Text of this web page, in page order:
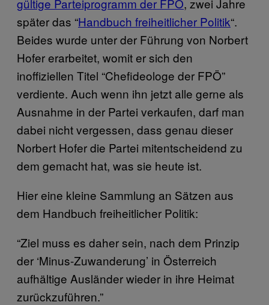
später das “Handbuch freiheitlicher Politik“.
Beides wurde unter der Führung von Norbert
Hofer erarbeitet, womit er sich den
inoffiziellen Titel “Chefideologe der FPÖ”
verdiente. Auch wenn ihn jetzt alle gerne als
Ausnahme in der Partei verkaufen, darf man
dabei nicht vergessen, dass genau dieser
Norbert Hofer die Partei mitentscheidend zu
dem gemacht hat, was sie heute ist.
Hier eine kleine Sammlung an Sätzen aus
dem Handbuch freiheitlicher Politik:
“Ziel muss es daher sein, nach dem Prinzip
der ‘Minus-Zuwanderung’ in Österreich
aufhältige Ausländer wieder in ihre Heimat
zurückzuführen.”